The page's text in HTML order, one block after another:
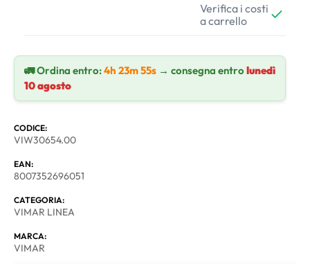
Verifica i costi
a carrello
🚛 Ordina entro:4h 23m 54s → consegna entro
lunedì 10 agosto
CODICE:
VIW30654.00
EAN:
8007352696051
CATEGORIA:
VIMAR LINEA
MARCA:
VIMAR